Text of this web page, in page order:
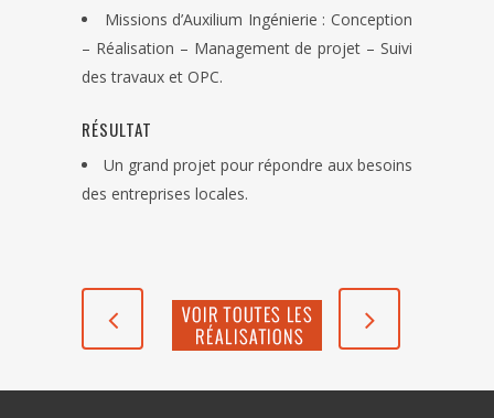
Missions d’Auxilium Ingénierie : Conception
– Réalisation – Management de projet – Suivi
des travaux et OPC.
RÉSULTAT
Un grand projet pour répondre aux besoins
des entreprises locales.